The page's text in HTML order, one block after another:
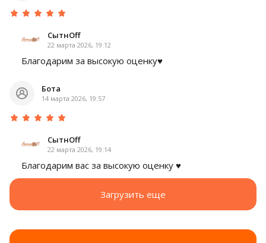
СытнOff
22 марта 2026, 19:12
Благодарим за высокую оценку♥️
Бота
14 марта 2026, 19:57
СытнOff
22 марта 2026, 19:14
Благодарим вас за высокую оценку ♥️
Загрузить еще